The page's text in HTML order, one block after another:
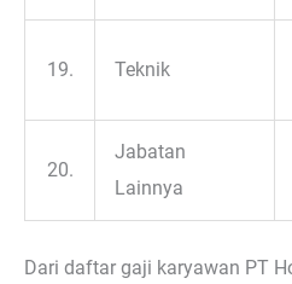
19. Teknik
20.
Jabatan
Lainnya
Dari daftar gaji karyawan PT